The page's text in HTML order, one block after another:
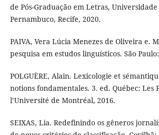
de Pós-Graduação em Letras,
Pernambuco, Recife, 2020.
PAIVA, Vera Lúcia Menezes de Oliveira e.
pesquisa em estudos linguísticos. São
POLGUÈRE, Alain. Lexicologie et
notions fondamentales. 3. ed. Québec: Les
l’Université de Montréal, 2016.
SEIXAS, Lia. Redefinindo os gêneros